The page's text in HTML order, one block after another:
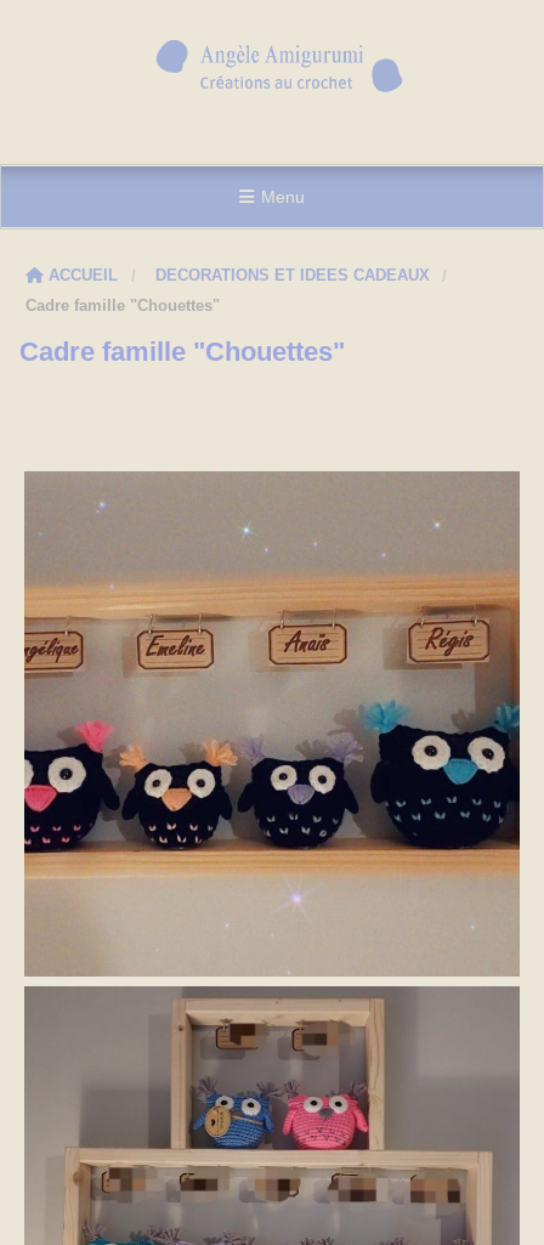
Menu
ACCUEIL
DECORATIONS ET IDEES CADEAUX
Cadre famille "Chouettes"
Cadre famille "Chouettes"